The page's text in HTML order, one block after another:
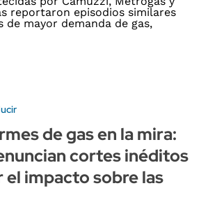
de gas en la mira:
cortes inéditos
el impacto sobre las